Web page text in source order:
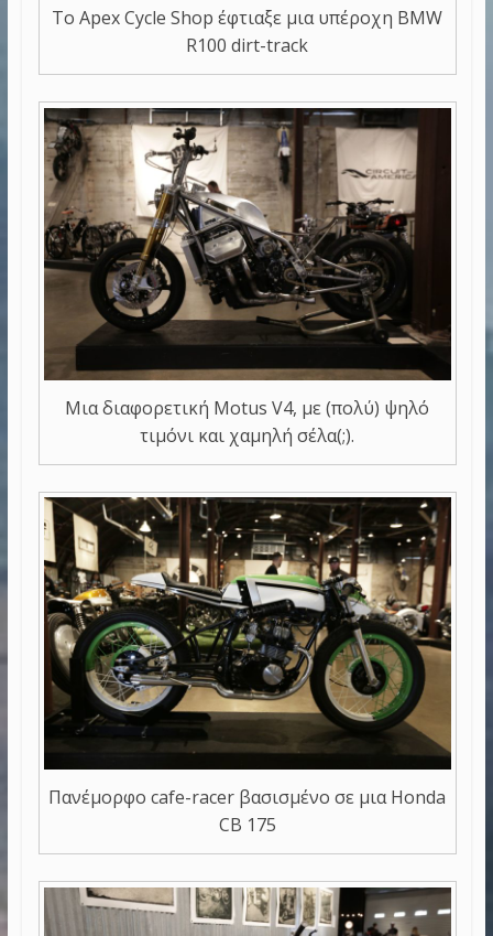
Το Apex Cycle Shop έφτιαξε μια υπέροχη BMW
R100 dirt-track
Μια διαφορετική Motus V4, με (πολύ) ψηλό
τιμόνι και χαμηλή σέλα(;).
Πανέμορφο cafe-racer βασισμένο σε μια Honda
CB 175